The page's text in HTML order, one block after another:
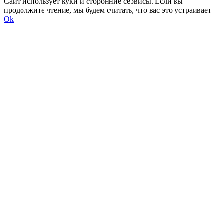
продолжите чтение, мы будем считать, что вас это устраивает
Ok